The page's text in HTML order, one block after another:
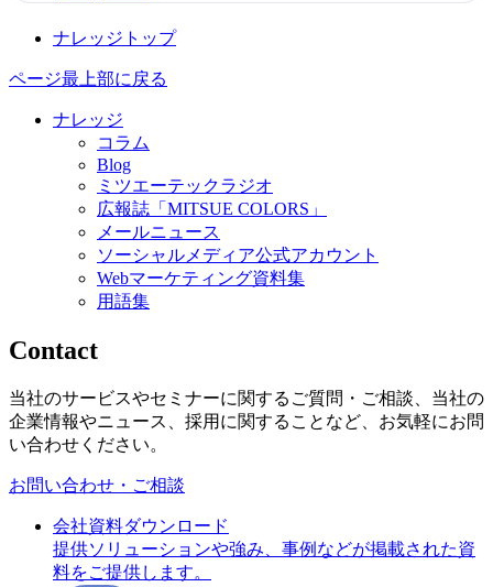
ナレッジトップ
ページ最上部に戻る
ナレッジ
コラム
Blog
ミツエーテックラジオ
広報誌「MITSUE COLORS」
メールニュース
ソーシャルメディア公式アカウント
Webマーケティング資料集
用語集
Contact
当社のサービスやセミナーに関するご質問・ご相談、当社の
企業情報やニュース、採用に関することなど、お気軽にお問
い合わせください。
お問い合わせ・ご相談
会社資料ダウンロード
提供ソリューションや強み、事例などが掲載された資
料をご提供します。